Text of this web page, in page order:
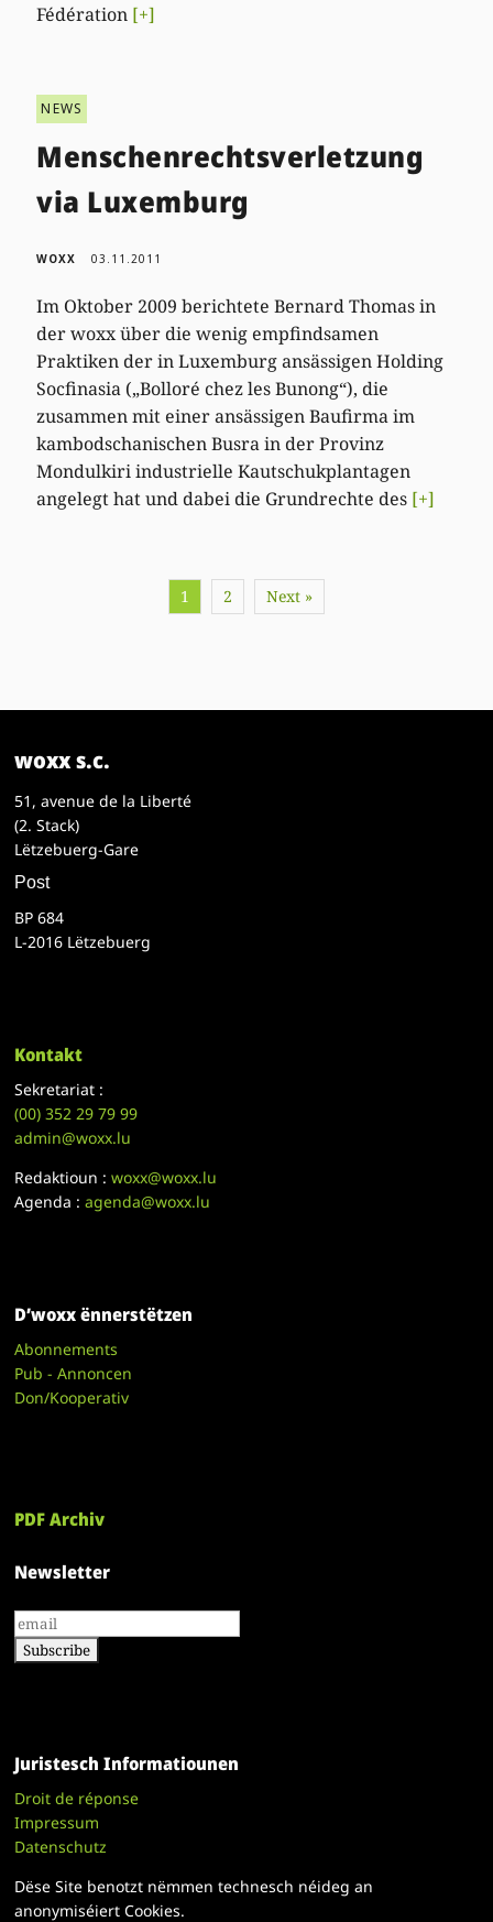
Fédération [+]
NEWS
Menschenrechtsverletzung
via Luxemburg
WOXX 03.11.2011
Im Oktober 2009 berichtete Bernard Thomas in
der woxx über die wenig empfindsamen
Praktiken der in Luxemburg ansässigen Holding
Socfinasia („Bolloré chez les Bunong“), die
zusammen mit einer ansässigen Baufirma im
kambodschanischen Busra in der Provinz
Mondulkiri industrielle Kautschukplantagen
angelegt hat und dabei die Grundrechte des [+]
1 2 Next »
woxx s.c.
51, avenue de la Liberté
(2. Stack)
Lëtzebuerg-Gare
Post
BP 684
L-2016 Lëtzebuerg
Kontakt
Sekretariat :
(00)352 29 79 99
admin@woxx.lu
Redaktioun :woxx@woxx.lu
Agenda :agenda@woxx.lu
D’woxx ënnerstëtzen
Abonnements
Pub - Annoncen
Don/Kooperativ
PDF Archiv
Newsletter
Juristesch Informatiounen
Droit de réponse
Impressum
Datenschutz
Dëse Site benotzt nëmmen technesch néideg an
anonymiséiert Cookies.